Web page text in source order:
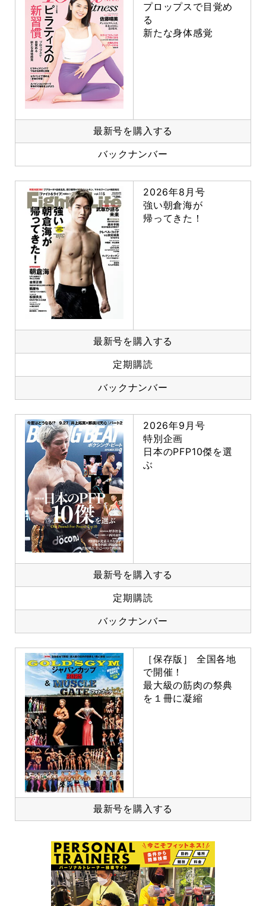
プロップスで目覚め
る
新たな身体感覚
最新号を購入する
バックナンバー
2026年8月号
強い朝倉海が
帰ってきた！
最新号を購入する
定期購読
バックナンバー
2026年9月号
特別企画
日本のPFP10傑を選
ぶ
最新号を購入する
定期購読
バックナンバー
［保存版］ 全国各地
で開催！
最大級の筋肉の祭典
を１冊に凝縮
最新号を購入する